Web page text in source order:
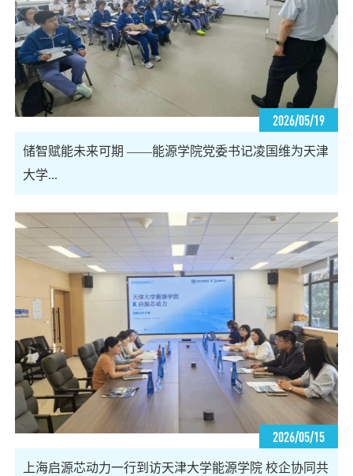
2026/05/19
储智赋能未来可期 ——能源学院党委书记凌国维为天津
大学...
2026/05/15
上海启源芯动力一行到访天津大学能源学院 校企协同共